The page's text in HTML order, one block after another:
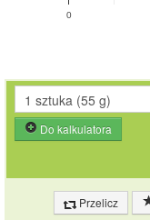
0
Do kalkulatora
Przelicz